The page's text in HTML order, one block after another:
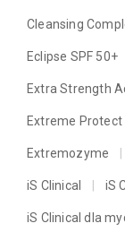
Cleansing
Eclipse SPF 50+
Extra Strength
Extreme Protect
Extremozyme
iS Clinical iS
iS Clinical dla